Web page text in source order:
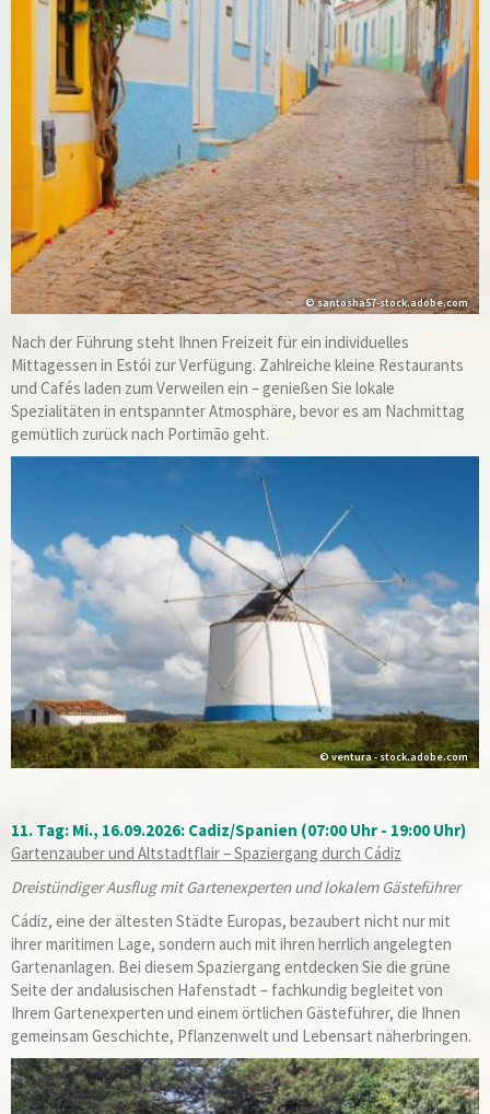
© santosha57-stock.adobe.com
Nach der Führung steht Ihnen Freizeit für ein individuelles
Mittagessen in Estói zur Verfügung. Zahlreiche kleine Restaurants
und Cafés laden zum Verweilen ein – genießen Sie lokale
Spezialitäten in entspannter Atmosphäre, bevor es am Nachmittag
gemütlich zurück nach Portimão geht.
© ventura - stock.adobe.com
11. Tag: Mi., 16.09.2026: Cadiz/Spanien (07:00 Uhr - 19:00 Uhr)
Gartenzauber und Altstadtflair – Spaziergang durch Cádiz
Dreistündiger Ausflug mit Gartenexperten und lokalem Gästeführer
Cádiz, eine der ältesten Städte Europas, bezaubert nicht nur mit
ihrer maritimen Lage, sondern auch mit ihren herrlich angelegten
Gartenanlagen. Bei diesem Spaziergang entdecken Sie die grüne
Seite der andalusischen Hafenstadt – fachkundig begleitet von
Ihrem Gartenexperten und einem örtlichen Gästeführer, die Ihnen
gemeinsam Geschichte, Pflanzenwelt und Lebensart näherbringen.